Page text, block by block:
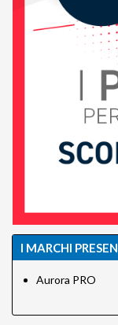
I MARCHI
Aurora PRO